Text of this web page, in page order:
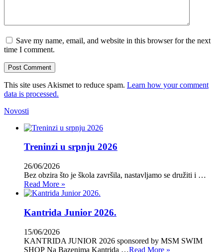
Save my name, email, and website in this browser for the next
time I comment.
This site uses Akismet to reduce spam. Learn how your comment
data is processed.
Novosti
Treninzi u srpnju 2026
26/06/2026
Bez obzira što je škola završila, nastavljamo se družiti i …
Read More »
Kantrida Junior 2026.
15/06/2026
KANTRIDA JUNIOR 2026 sponsored by MSM SWIM
SHOP Na Bazenima Kantrida …Read More »